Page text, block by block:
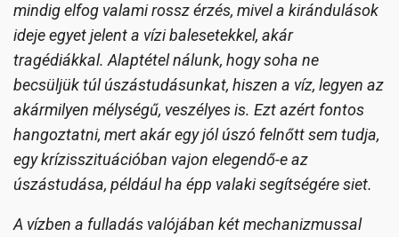
mindig elfog valami rossz érzés, mivel a kirándulások
ideje egyet jelent a vízi balesetekkel, akár
tragédiákkal. Alaptétel nálunk, hogy soha ne
becsüljük túl úszástudásunkat, hiszen a víz, legyen az
akármilyen mélységű, veszélyes is. Ezt azért fontos
hangoztatni, mert akár egy jól úszó felnőtt sem tudja,
egy krízisszituációban vajon elegendő-e az
úszástudása, például ha épp valaki segítségére siet.
A vízben a fulladás valójában két mechanizmussal